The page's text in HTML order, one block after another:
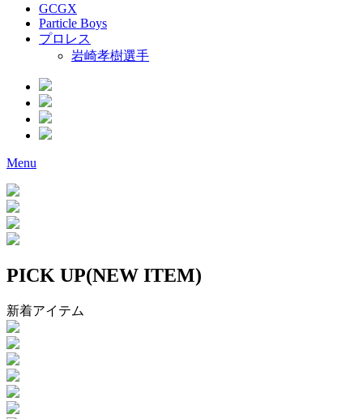
GCGX
Particle Boys
プロレス
岩崎孝樹選手
Menu
PICK UP(NEW ITEM)
新着アイテム